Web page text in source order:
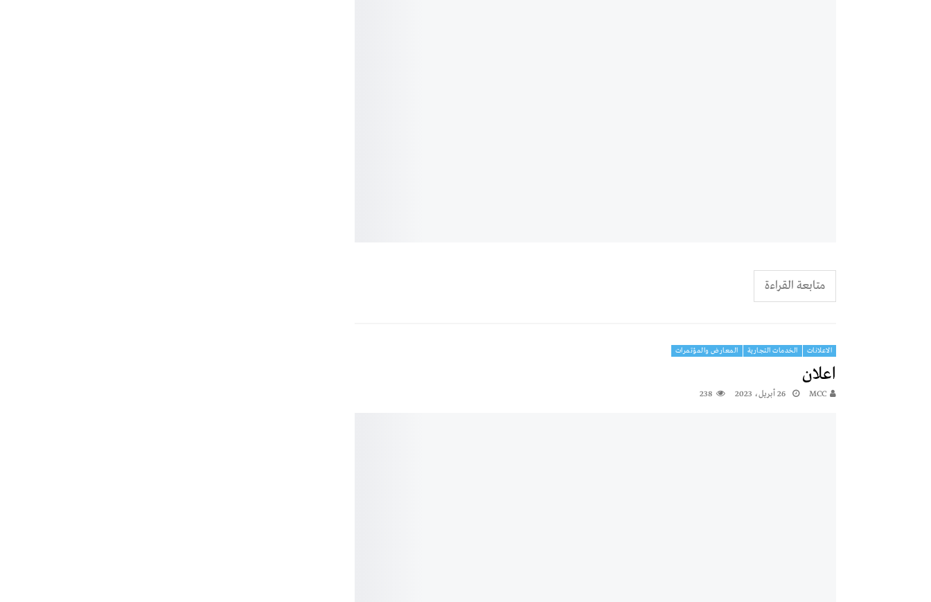
متابعة القراءة
الاعلانات الخدمات التجارية المعارض والمؤتمرات
اعلان
MCC 26 أبريل، 2023 238